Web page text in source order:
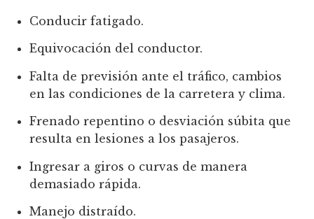
Conducir fatigado.
Equivocación del conductor.
Falta de previsión ante el tráfico, cambios
en las condiciones de la carretera y clima.
Frenado repentino o desviación súbita que
resulta en lesiones a los pasajeros.
Ingresar a giros o curvas de manera
demasiado rápida.
Manejo distraído.